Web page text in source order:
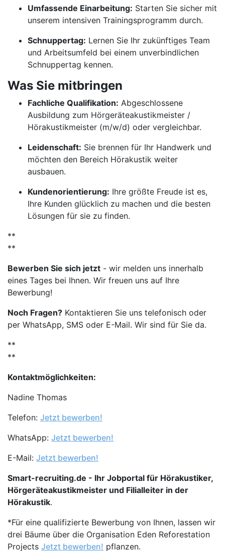
Umfassende Einarbeitung: Starten Sie sicher mit
unserem intensiven Trainingsprogramm durch.
Schnuppertag: Lernen Sie Ihr zukünftiges Team
und Arbeitsumfeld bei einem unverbindlichen
Schnuppertag kennen.
Was Sie mitbringen
Fachliche Qualifikation: Abgeschlossene
Ausbildung zum Hörgeräteakustikmeister /
Hörakustikmeister (m/w/d) oder vergleichbar.
Leidenschaft: Sie brennen für Ihr Handwerk und
möchten den Bereich Hörakustik weiter
ausbauen.
Kundenorientierung: Ihre größte Freude ist es,
Ihre Kunden glücklich zu machen und die besten
Lösungen für sie zu finden.
**
**
Bewerben Sie sich jetzt - wir melden uns innerhalb
eines Tages bei Ihnen. Wir freuen uns auf Ihre
Bewerbung!
Noch Fragen? Kontaktieren Sie uns telefonisch oder
per WhatsApp, SMS oder E-Mail. Wir sind für Sie da.
**
**
Kontaktmöglichkeiten:
Nadine Thomas
Telefon: Jetzt bewerben!
WhatsApp: Jetzt bewerben!
E-Mail: Jetzt bewerben!
Smart-recruiting.de - Ihr Jobportal für Hörakustiker,
Hörgeräteakustikmeister und Filialleiter in der
Hörakustik.
*Für eine qualifizierte Bewerbung von Ihnen, lassen wir
drei Bäume über die Organisation Eden Reforestation
Projects Jetzt bewerben! pflanzen.